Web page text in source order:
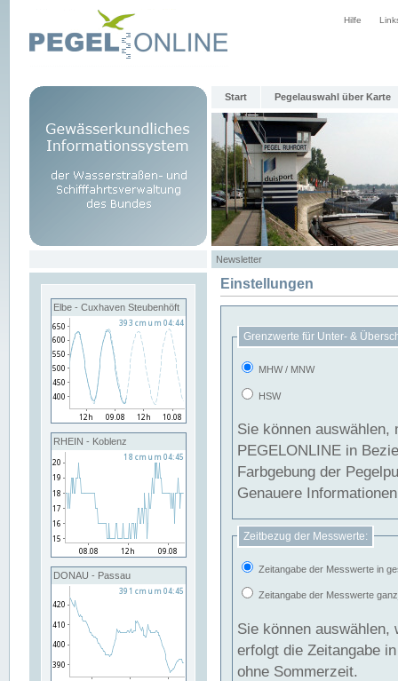
Hilfe
Start Pegelauswahl über Karte
Newsletter
Elbe - Cuxhaven Steubenhöft
RHEIN - Koblenz
DONAU - Passau
Einstellungen
Grenzwerte für Unter- &
MHW / MNW
HSW
Sie können
PEGELONLINE in Beziehung
Farbgebung der
Genauere
Zeitbezug der Messwerte:
Zeitangabe der Messwerte in
Zeitangabe der Messwerte
Sie können auswählen,
erfolgt die Zeitangabe
ohne Sommerzeit.